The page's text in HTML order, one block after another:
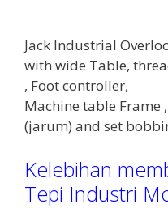
Jack Industrial
with wide Table,
, Foot controller,
Machine table Frame
(jarum) and set
Kelebihan
Tepi Industri